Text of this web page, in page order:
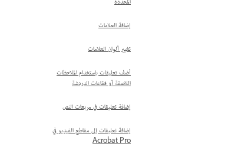
المحددة
إضافة العلامات
تغيير ألوان العلامات
أضف تعليقات باستخدام الملاحظات
اللاصقة أو فقاعات الدردشة
إضافة تعليقات في مربعات النص
إضافة تعليقات إلى مقاطع الفيديو في
Acrobat Pro